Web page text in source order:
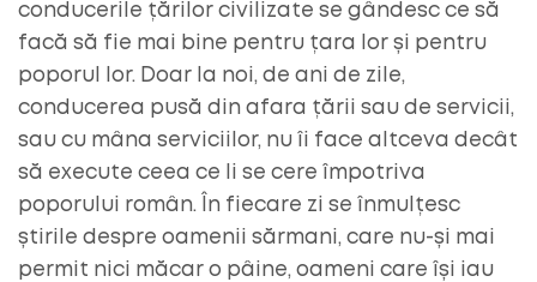
conducerile țărilor civilizate se gândesc ce să
facă să fie mai bine pentru țara lor și pentru
poporul lor. Doar la noi, de ani de zile,
conducerea pusă din afara țării sau de servicii,
sau cu mâna serviciilor, nu îi face altceva decât
să execute ceea ce li se cere împotriva
poporului român. În fiecare zi se înmulțesc
știrile despre oamenii sărmani, care nu-și mai
permit nici măcar o pâine, oameni care își iau